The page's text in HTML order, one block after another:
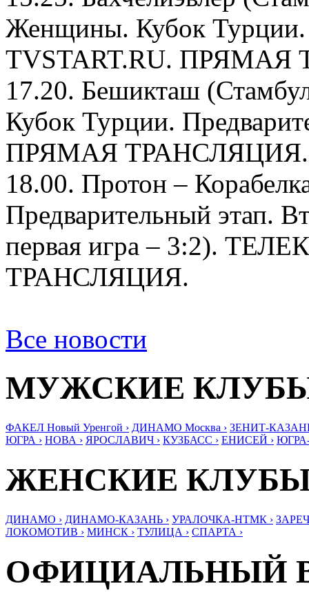
Женщины. Кубок Турции.
TVSTART.RU.
17.20. Бешикташ
Кубок Турции.
ПРЯМАЯ ТРАНСЛЯЦИЯ.
18.00. Протон –
Предварительный этап.
первая игра – 3:2).
ТРАНСЛЯЦИЯ.
Все новости
МУЖСКИЕ
ФАКЕЛ Новый Уренгой › ДИНАМО Москва › ЗЕНИТ-
ЮГРА › НОВА › ЯРОСЛАВИЧ › КУЗБАСС › ЕНИСЕЙ ›
ЖЕНСКИЕ
ДИНАМО › ДИНАМО-КАЗАНЬ › УРАЛОЧКА-НТМК ›
ЛОКОМОТИВ › МИНСК › ТУЛИЦА › СПАРТА ›
ОФИЦИАЛЬНЫЙ